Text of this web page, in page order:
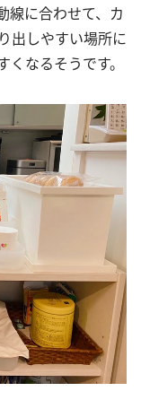
線に合わせて、カ
出しやすい場所に
なるそうです。